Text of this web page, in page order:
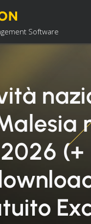
Software
2026 (+